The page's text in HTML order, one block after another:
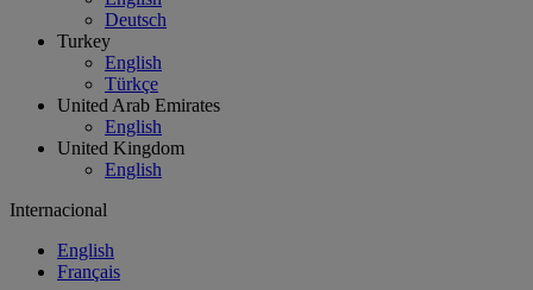
Deutsch
Turkey
English
Türkçe
United Arab Emirates
English
United Kingdom
English
Internacional
English
Français